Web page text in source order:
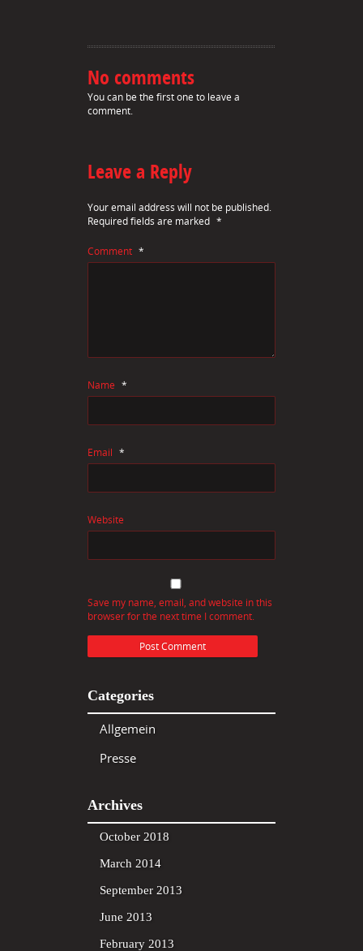
No comments
You can be the first one to leave a
comment.
Leave a Reply
Your email address will not be published.
Required fields are marked *
Comment *
Name *
Email *
Website
Save my name, email, and website in this
browser for the next time I comment.
Categories
Allgemein
Presse
Archives
October 2018
March 2014
September 2013
June 2013
February 2013